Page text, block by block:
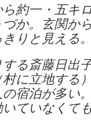
約一・五キ
か。玄関か
りと見える
る斎藤日出
に立地する
宿泊が多い
ていなくて